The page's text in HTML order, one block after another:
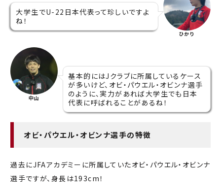
大学生でU-22日本代表って珍しいですよ
ね！
ひかり
中山
基本的にはJクラブに所属しているケース
が多いけど、オビ・パウエル・オビンナ選手
のように、実力があれば大学生でも日本
代表に呼ばれることがあるね！
オビ・パウエル・オビンナ選手の特徴
過去にJFAアカデミーに所属していたオビ・パウエル・オビンナ
選手ですが、身長は193cm！